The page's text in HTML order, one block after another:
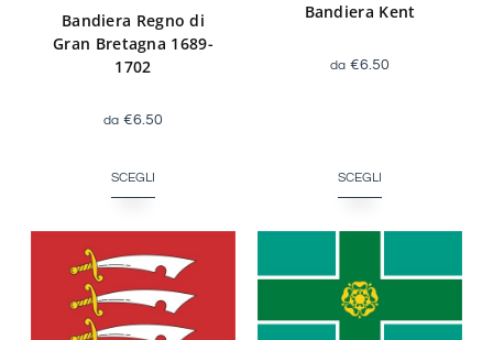
Bandiera Regno di
Gran Bretagna 1689-
1702
€6.50
SCEGLI
Bandiera Kent
€6.50
SCEGLI